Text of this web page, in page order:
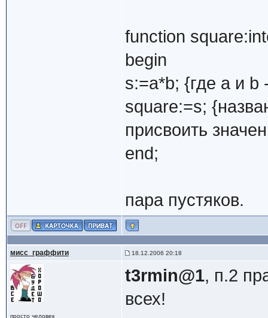
function
begin
s:=a*b; {где а и b
square:=s;
присвоить
end;
пара пустяков.
мисс_граффити 18.12.2006 20:18
просто человек
t3rmin@1, п.2
всех!